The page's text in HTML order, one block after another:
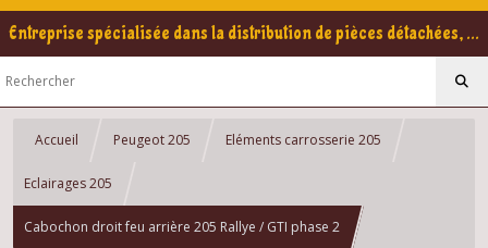
Entreprise spécialisée dans la distribution de pièces détachées, refabrication pour voitures Yountimers Peugeot 205 GTI, 309 GTI - GTI16
Accueil Peugeot 205 Eléments carrosserie 205
Eclairages 205
Cabochon droit feu arrière 205 Rallye / GTI phase 2